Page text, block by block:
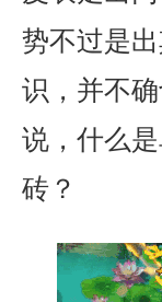
势不过是
识，并不
说，什么
砖？